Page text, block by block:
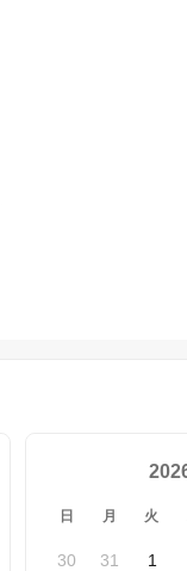
日 月 火
30 31 1